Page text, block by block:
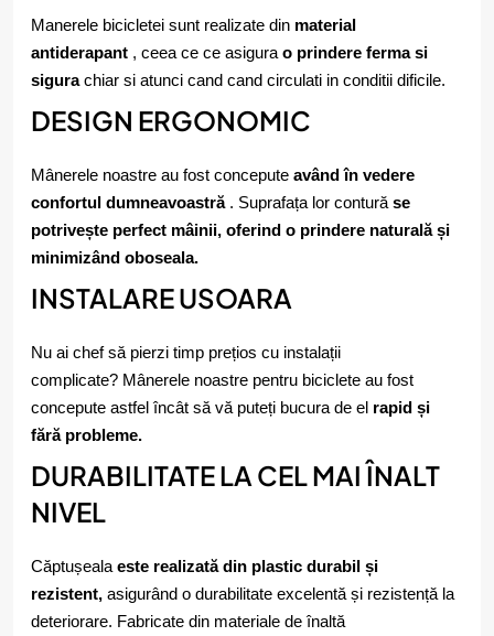
Manerele bicicletei sunt realizate din material
antiderapant , ceea ce ce asigura o prindere ferma si
sigurachiar si atunci cand cand circulati in conditii dificile.
DESIGN ERGONOMIC
Mânerele noastre au fost concepute având în vedere
confortul dumneavoastră. Suprafața lor contură se
potrivește perfect mâinii, oferind o prindere naturală și
minimizând oboseala.
INSTALARE USOARA
Nu ai chef să pierzi timp prețios cu instalații
complicate? Mânerele noastre pentru biciclete au fost
concepute astfel încât să vă puteți bucura de el rapid și
fără probleme.
DURABILITATE LA CEL MAI ÎNALT
NIVEL
Căptușeala este realizată din plastic durabil și
rezistent, asigurând o durabilitate excelentă și rezistență la
deteriorare. Fabricate din materiale de înaltă